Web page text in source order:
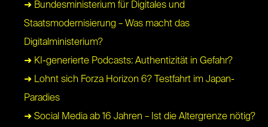
➜ Bundesministerium für Digitales und
Staatsmodernisierung – Was macht das
Digitalministerium?
➜ KI-generierte Podcasts: Authentizität in Gefahr?
➜ Lohnt sich Forza Horizon 6? Testfahrt im Japan-
Paradies
➜ Social Media ab 16 Jahren – Ist die Altergrenze nötig?